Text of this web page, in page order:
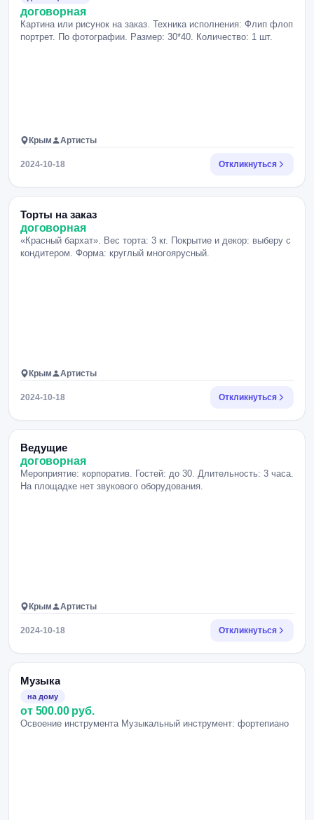
договорная
Картина или рисунок на заказ. Техника исполнения: Флип флоп
портрет. По фотографии. Размер: 30*40. Количество: 1 шт.
Крым Артисты
2024-10-18 Откликнуться
Торты на заказ
договорная
«Красный бархат». Вес торта: 3 кг. Покрытие и декор: выберу с
кондитером. Форма: круглый многоярусный.
Крым Артисты
2024-10-18 Откликнуться
Ведущие
договорная
Мероприятие: корпоратив. Гостей: до 30. Длительность: 3 часа.
На площадке нет звукового оборудования.
Крым Артисты
2024-10-18 Откликнуться
Музыка
на дому
от 500.00 руб.
Освоение инструмента Музыкальный инструмент: фортепиано